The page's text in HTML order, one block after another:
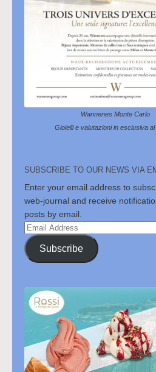
Wannenes Monte Carlo
Gioielli e valutazioni in esclusiva
SUBSCRIBE TO OUR NEWS VIA
Enter your email address to
web-journal and receive
posts by email.
Email
Address
Subscribe